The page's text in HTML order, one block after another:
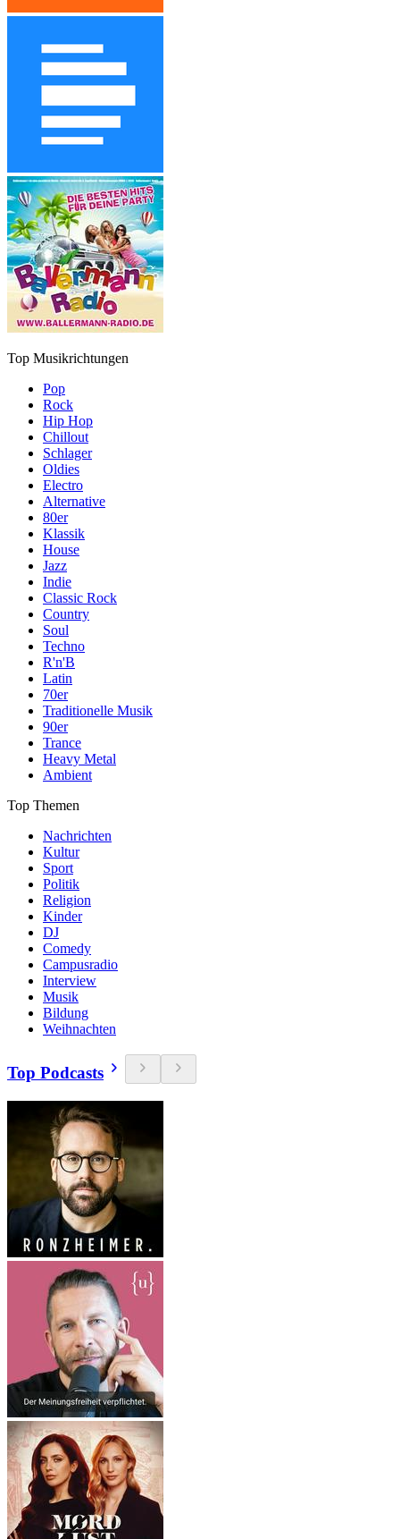
Top Musikrichtungen
Pop
Rock
Hip Hop
Chillout
Schlager
Oldies
Electro
Alternative
80er
Klassik
House
Jazz
Indie
Classic Rock
Country
Soul
Techno
R'n'B
Latin
70er
Traditionelle Musik
90er
Trance
Heavy Metal
Ambient
Top Themen
Nachrichten
Kultur
Sport
Politik
Religion
Kinder
DJ
Comedy
Campusradio
Interview
Musik
Bildung
Weihnachten
Top Podcasts